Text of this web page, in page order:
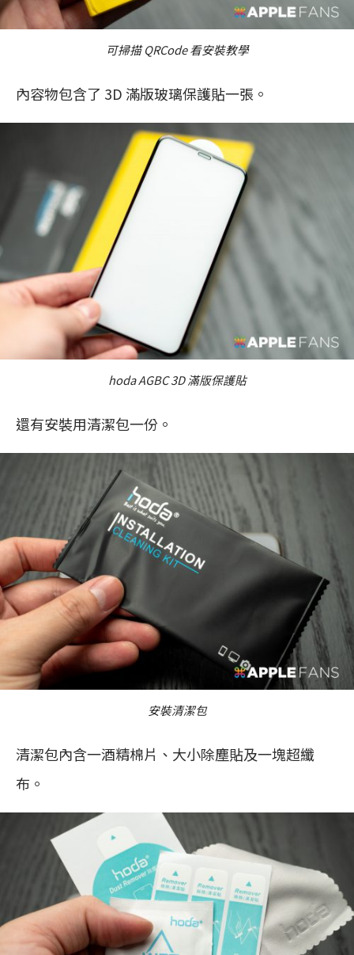
可掃描 QRCode 看安裝教學
內容物包含了 3D 滿版玻璃保護貼一張。
hoda AGBC 3D 滿版保護貼
還有安裝用清潔包一份。
安裝清潔包
清潔包內含一酒精棉片、大小除塵貼及一塊超纖
布。